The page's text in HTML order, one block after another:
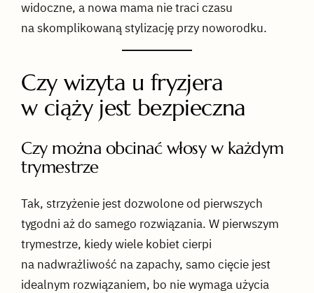
widoczne, a nowa mama nie traci czasu
na skomplikowaną stylizację przy noworodku.
Czy wizyta u fryzjera
w ciąży jest bezpieczna
Czy można obcinać włosy w każdym
trymestrze
Tak, strzyżenie jest dozwolone od pierwszych
tygodni aż do samego rozwiązania. W pierwszym
trymestrze, kiedy wiele kobiet cierpi
na nadwrażliwość na zapachy, samo cięcie jest
idealnym rozwiązaniem, bo nie wymaga użycia